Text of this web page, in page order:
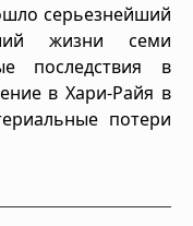
серьезнейший
жизни семи
последствия в
в Хари-Райя в
потери